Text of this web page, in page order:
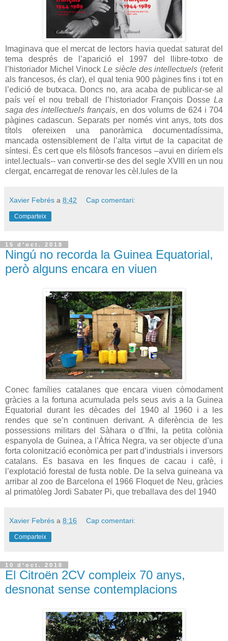
Imaginava que el mercat de lectors havia quedat saturat del
tema després de l’aparició el 1997 del llibre-totxo de
l’historiador Michel VinockLe siècle des intellectuels (referit
als francesos, és clar), el qual tenia 900 pàgines fins i tot en
l’edició de butxaca. Doncs no, ara acaba de publicar-se al
país veí el nou treball de l’historiador François Dosse La
saga des intellectuels français, en dos volums de 624 i 704
pàgines cadascun. Separats per només vint anys, tots dos
títols ofereixen una panoràmica documentadíssima,
mancada ostensiblement de l’alta virtut de la capacitat de
síntesi. És cert que els filòsofs francesos –avui en diríem els
intel.lectuals-- van convertir-se des del segle XVIII en un nou
clergat, encarregat de renovar les cèl.lules de la
Xavier Febrés a 8:42 Cap comentari:
Comparteix
15 d’oct. 2018
Ningú no recorda la Guinea Equatorial,
però alguns encara en viuen
Conec famílies catalanes que encara viuen còmodament
gràcies a la fortuna acumulada pels seus avis a la Guinea
Equatorial durant les dècades del 1940 al 1960 i a les
rendes que se’n continuen derivant. A diferència de les
possessions militars del Sàhara o d’Ifni, la petita colònia
espanyola de Guinea, a l’Àfrica Negra, va ser objecte d’una
forta colonització econòmica per part d’industrials i inversors
catalans. Es basava en les finques de cacau i cafè, i
l’explotació forestal de fusta noble. De la selva guineana va
arribar al zoo de Barcelona el 1966 Floquet de Neu, gràcies
al primatòleg Jordi Sabater Pi, que treballava des del 1940
Xavier Febrés a 8:16 Cap comentari:
Comparteix
10 d’oct. 2018
El Citroën 2CV compleix 70 anys,
desnonat sense contemplacions